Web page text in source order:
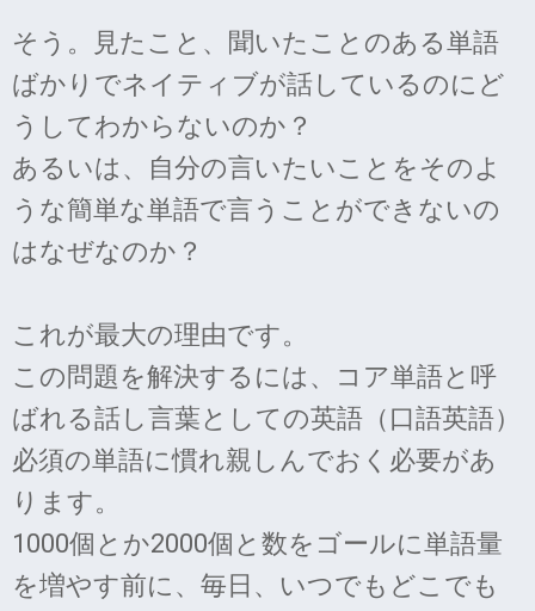
そう。見たこと、聞いたことのある単語
ばかりでネイティブが話しているのにど
うしてわからないのか？
あるいは、自分の言いたいことをそのよ
うな簡単な単語で言うことができないの
はなぜなのか？
これが最大の理由です。
この問題を解決するには、コア単語と呼
ばれる話し言葉としての英語（口語英語）
必須の単語に慣れ親しんでおく必要があ
ります。
1000個とか2000個と数をゴールに単語量
を増やす前に、毎日、いつでもどこでも